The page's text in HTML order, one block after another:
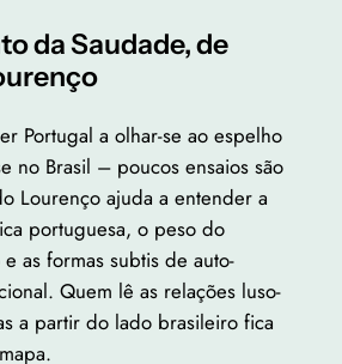
da Saudade, de
Portugal a olhar-se ao espelho
no Brasil – poucos ensaios são
Lourenço ajuda a entender a
portuguesa, o peso do
as formas subtis de auto-
Quem lê as relações luso-
a partir do lado brasileiro fica